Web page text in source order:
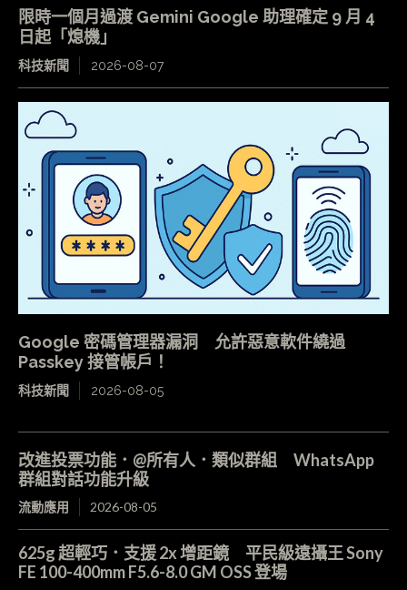
限時一個月過渡 Gemini Google 助理確定 9 月 4
日起「熄機」
科技新聞 2026-08-07
Google 密碼管理器漏洞 允許惡意軟件繞過
Passkey 接管帳戶！
科技新聞 2026-08-05
改進投票功能．@所有人．類似群組 WhatsApp
群組對話功能升級
流動應用 2026-08-05
625g 超輕巧．支援 2x 增距鏡 平民級遠攝王 Sony
FE 100-400mm F5.6-8.0 GM OSS 登場